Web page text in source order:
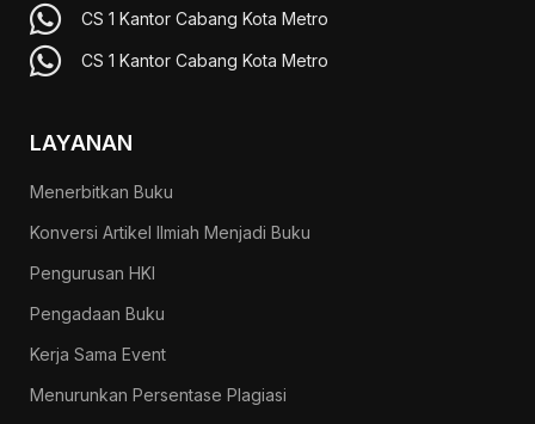
CS 1 Kantor Cabang Kota Metro
CS 1 Kantor Cabang Kota Metro
LAYANAN
Menerbitkan Buku
Konversi Artikel Ilmiah Menjadi Buku
Pengurusan HKI
Pengadaan Buku
Kerja Sama Event
Menurunkan Persentase Plagiasi